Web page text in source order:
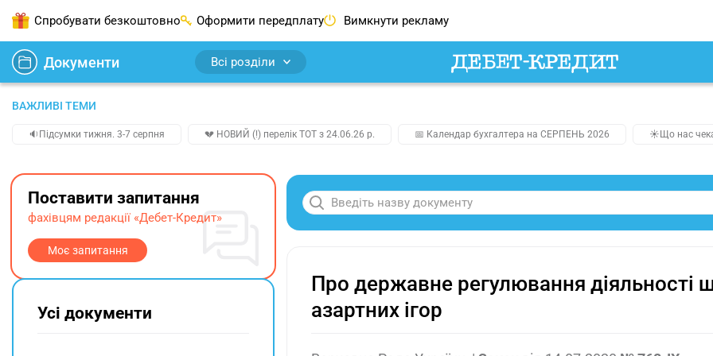
Спробувати безкоштовно Оформити передплату Вимкнути рекламу
Документи Всі розділи
ВАЖЛИВІ ТЕМИ
🔉Підсумки тижня. 3-7 серпня 💔 НОВИЙ (!) перелік ТОТ з 24.06.26 р. 📅 Календар бухгалтера на СЕРПЕНЬ 2026 ☀️Що нас
Про державне регулювання діяльності
азартних ігор
Поставити запитання
фахівцям редакції «Дебет-Кредит»
Моє запитання
Усі документи